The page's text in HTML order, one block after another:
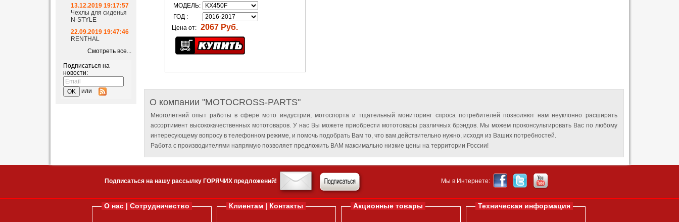
13.12.2019 19:17:57
Чехлы для сиденья
N-STYLE
22.09.2019 19:47:46
RENTHAL
Смотреть все...
Подписаться на
новости:
или
МОДЕЛЬ:
ГОД :
Цена от: 2067 Руб.
О компании "MOTOCROSS-PARTS"
Многолетний опыт работы в сфере мото индустрии, мотоспорта и тщательный мониторинг спроса потребителей позволяют нам неуклонно расширять
ассортимент высококачественных мототоваров. У нас Вы можете приобрести мототовары различных брэндов. Мы можем проконсультировать Вас по любому
интересующему вопросу в телефонном режиме, и помочь подобрать Вам то, что вам действительно нужно, исходя из Ваших потребностей.
Работа с производителями напрямую позволяет предложить ВАМ максимально низкие цены на территории России!
Подписаться на нашу рассылку ГОРЯЧИХ предложений! Мы в Интернете:
О нас | Сотрудничество Клиентам | Контакты Акционные товары Техническая информация